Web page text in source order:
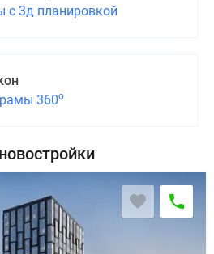
с 3д планировкой
360о